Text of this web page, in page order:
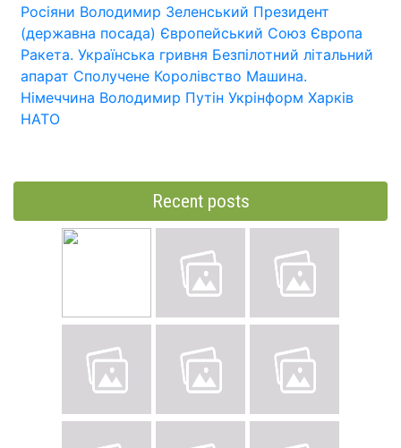
Росіяни Володимир Зеленський Президент
(державна посада) Європейський Союз Європа
Ракета. Українська гривня Безпілотний літальний
апарат Сполучене Королівство Машина.
Німеччина Володимир Путін Укрінформ Харків
НАТО
Recent posts